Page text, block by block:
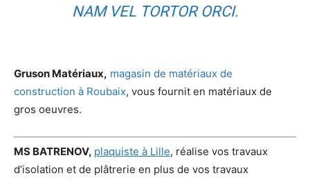
NAM VEL TORTOR ORCI.
Gruson Matériaux, magasin de matériaux de
construction à Roubaix, vous fournit en matériaux de
gros oeuvres.
MS BATRENOV, plaquiste à Lille, réalise vos travaux
d’isolation et de plâtrerie en plus de vos travaux